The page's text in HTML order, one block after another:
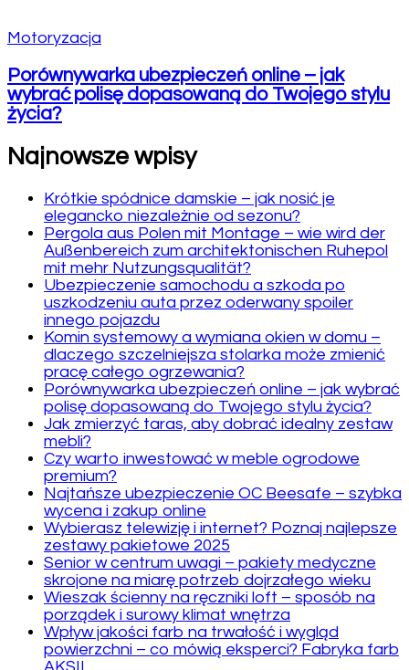
Motoryzacja
Porównywarka ubezpieczeń online – jak
wybrać polisę dopasowaną do Twojego stylu
życia?
Najnowsze wpisy
Krótkie spódnice damskie – jak nosić je
elegancko niezależnie od sezonu?
Pergola aus Polen mit Montage – wie wird der
Außenbereich zum architektonischen Ruhepol
mit mehr Nutzungsqualität?
Ubezpieczenie samochodu a szkoda po
uszkodzeniu auta przez oderwany spoiler
innego pojazdu
Komin systemowy a wymiana okien w domu –
dlaczego szczelniejsza stolarka może zmienić
pracę całego ogrzewania?
Porównywarka ubezpieczeń online – jak wybrać
polisę dopasowaną do Twojego stylu życia?
Jak zmierzyć taras, aby dobrać idealny zestaw
mebli?
Czy warto inwestować w meble ogrodowe
premium?
Najtańsze ubezpieczenie OC Beesafe – szybka
wycena i zakup online
Wybierasz telewizję i internet? Poznaj najlepsze
zestawy pakietowe 2025
Senior w centrum uwagi – pakiety medyczne
skrojone na miarę potrzeb dojrzałego wieku
Wieszak ścienny na ręczniki loft – sposób na
porządek i surowy klimat wnętrza
Wpływ jakości farb na trwałość i wygląd
powierzchni – co mówią eksperci? Fabryka farb